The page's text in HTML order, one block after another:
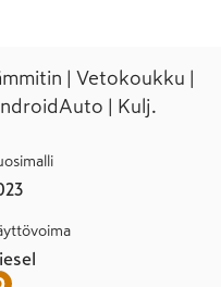
| Vetokoukku |
| Kulj.